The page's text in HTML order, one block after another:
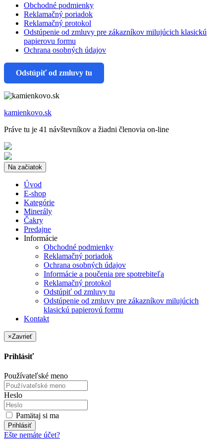
Obchodné podmienky
Reklamačný poriadok
Reklamačný protokol
Odstúpenie od zmluvy pre zákazníkov milujúcich klasickú
papierovu formu
Ochrana osobných údajov
Odstúpiť od zmluvy tu
kamienkovo.sk
Práve tu je 41 návštevníkov a žiadni členovia on-line
Na začiatok
Úvod
E-shop
Kategórie
Minerály
Čakry
Predajne
Informácie
Obchodné podmienky
Reklamačný poriadok
Ochrana osobných údajov
Informácie a poučenia pre spotrebiteľa
Reklamačný protokol
Odstúpiť od zmluvy tu
Odstúpenie od zmluvy pre zákazníkov milujúcich
klasickú papierovú formu
Kontakt
×Zavrieť
Prihlásiť
Používateľské meno
Heslo
Pamätaj si ma
Prihlásiť
Ešte nemáte účet?